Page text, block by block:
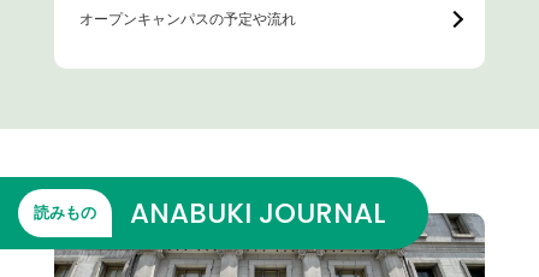
オープンキャンパスの予定や流れ
読みもの ANABUKI JOURNAL